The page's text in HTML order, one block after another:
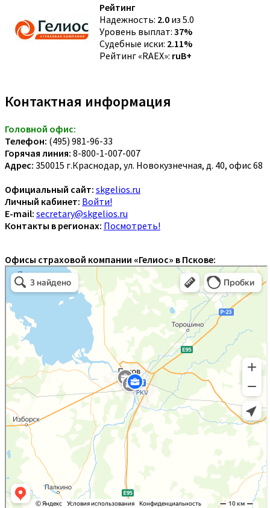
Рейтинг
Надежность: 2.0 из 5.0
Уровень выплат: 37%
Судебные иски: 2.11%
Рейтинг «RAEX»: ruB+
Контактная информация
Головной офис:
Телефон: (495) 981-96-33
Горячая линия: 8-800-1-007-007
Адрес: 350015 г.Краснодар, ул. Новокузнечная, д. 40, офис 68
Официальный сайт: skgelios.ru
Личный кабинет: Войти!
E-mail: secretary@skgelios.ru
Контакты в регионах: Посмотреть!
Офисы страховой компании «Гелиос» в Пскове: